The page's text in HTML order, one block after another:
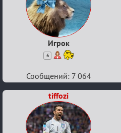
Игрок
6
Сообщений: 7 064
tiffozi